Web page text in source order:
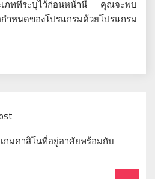
เภทที่ระบุไว้ก่อนหน้านี้ คุณจะพบ
ำหนดของโปรแกรมด้วยโปรแกรม
กมคาสิโนที่อยู่อาศัยพร้อมกับ